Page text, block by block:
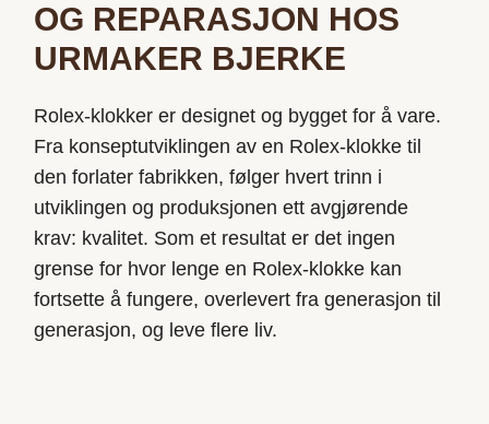
OG REPARASJON HOS
URMAKER BJERKE
Rolex-klokker er designet og bygget for å vare.
Fra konseptutviklingen av en Rolex-klokke til
den forlaterfabrikken, følger hvert trinn i
utviklingen og produksjonen ett avgjørende
krav: kvalitet. Som et resultat er det ingen
grense for hvor lenge en Rolex-klokke kan
fortsette å fungere, overlevert fra generasjon til
generasjon, og leve flere liv.